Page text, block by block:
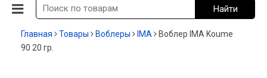
Главная Товары Воблеры IMA
Воблер IMA Koume
90 20 гр.